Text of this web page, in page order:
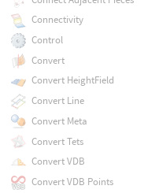
Connectivity
Control
Convert
Convert HeightField
Convert Line
Convert Meta
Convert Tets
Convert VDB
Convert VDB Points